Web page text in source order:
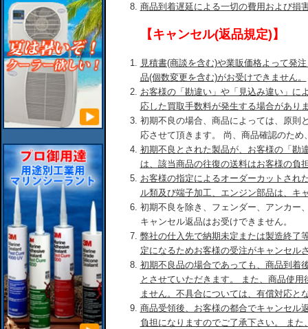
商品到着遅延による一切の費用および損
【キャンセル(返品規定)】
見積書(商談を含む)や業販価格よって発
品(個数変更を含む)がお受けできません。
お客様の「勘違い」や「見込み違い」に
応した買取手数料が発生する場合があり
初期不良の場合、商品によっては、原則
応させて頂きます。 尚、商品確認のた
初期不良とされた製品が、お客様の「勘
は、該当商品の往復の送料はお客様の負
お客様の指定によるオーダーカットされ
ル類及び端子加工、エンジン部品は、キ
初期不良を除き、フェンダー、アンカー
キャンセル返品はお受けできません。
弊社の仕入先で納期未定または製造終了
定になるためお客様の受注がキャンセル
初期不良品の場合であっても、商品到着
とさせていただきます。 また、商品使
ません。不具合については、有償対応と
商品受領後、お客様の都合でキャンセル
負担になりますのでご了承下さい。 ま